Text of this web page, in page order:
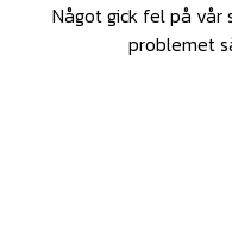
Något gick fel på
problemet